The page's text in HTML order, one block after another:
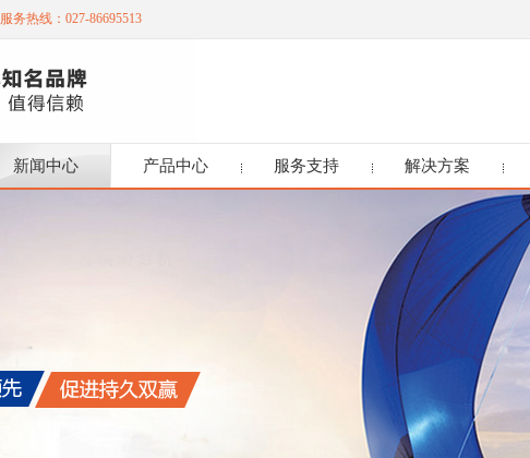
服务热线：027-86695513
新闻中心 产品中心 服务支持 解决方案